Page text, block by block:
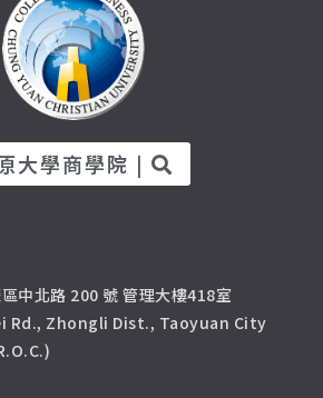
大學商學院 |
中北路 200 號 管理大樓418室
Rd., Zhongli Dist., Taoyuan City